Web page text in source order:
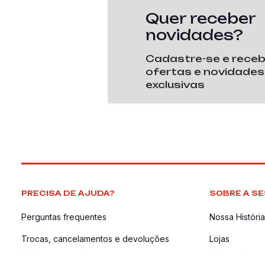
Quer receber
novidades?
Cadastre-se e
ofertas e novidades
exclusivas
PRECISA DE AJUDA?
Perguntas frequentes
Trocas, cancelamentos e devoluções
SOBRE A
Nossa História
Lojas